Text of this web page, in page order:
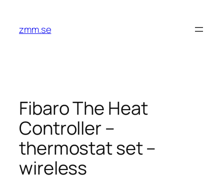
innehåll
zmm.se
Fibaro The Heat
Controller –
thermostat set –
wireless